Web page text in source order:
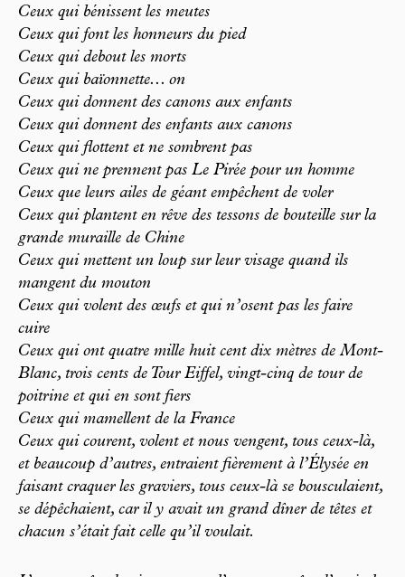
Ceux qui bénissent les meutes
Ceux qui font les honneurs du pied
Ceux qui debout les morts
Ceux qui baïonnette... on
Ceux qui donnent des canons aux enfants
Ceux qui donnent des enfants aux canons
Ceux qui flottent et ne sombrent pas
Ceux qui ne prennent pas Le Pirée pour un homme
Ceux que leurs ailes de géant empêchent de voler
Ceux qui plantent en rêve des tessons de bouteille sur la
grande muraille de Chine
Ceux qui mettent un loup sur leur visage quand ils
mangent du mouton
Ceux qui volent des œufs et qui n’osent pas les faire
cuire
Ceux qui ont quatre mille huit cent dix mètres de Mont-
Blanc, trois cents de Tour Eiffel, vingt-cinq de tour de
poitrine et qui en sont fiers
Ceux qui mamellent de la France
Ceux qui courent, volent et nous vengent, tous ceux-là,
et beaucoup d’autres, entraient fièrement à l’Élysée en
faisant craquer les graviers, tous ceux-là se bousculaient,
se dépêchaient, car il y avait un grand dîner de têtes et
chacun s’était fait celle qu’il voulait.